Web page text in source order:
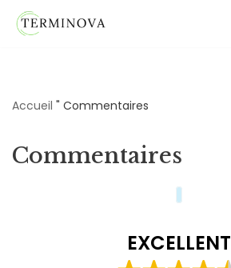
Accueil " Commentaires
Commentaires
EXCELLENT